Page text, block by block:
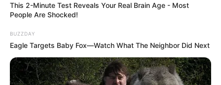
This 2-Minute Test Reveals Your Real Brain Age - Most
People Are Shocked!
BUZZDAY
Eagle Targets Baby Fox—Watch What The Neighbor Did Next